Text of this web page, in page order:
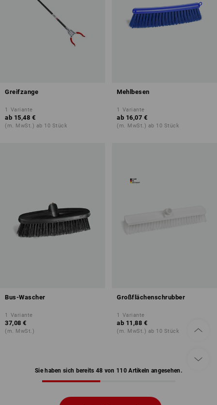
Greifzange
1 Variante
ab 15,48 €
(m. MwSt.) ab 10 Stück
Mehlbesen
1 Variante
ab 16,07 €
(m. MwSt.) ab 10 Stück
Bus-Wascher
1 Variante
37,08 €
(m. MwSt.)
Großflächenschrubber
1 Variante
ab 11,88 €
(m. MwSt.) ab 10 Stück
Sie haben sich bereits 48 von 110 Artikeln angesehen.